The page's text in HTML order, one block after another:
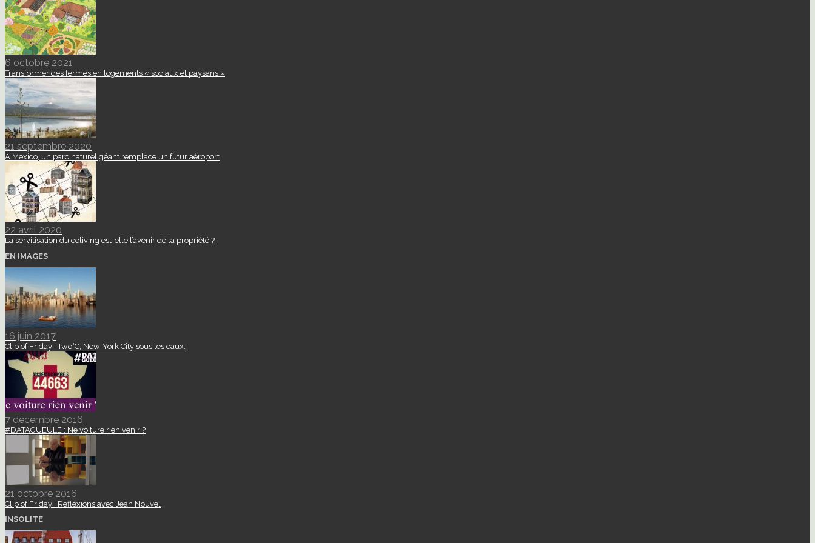
6 octobre 2021
Transformer des fermes en logements « sociaux et paysans »
21 septembre 2020
A Mexico, un parc naturel géant remplace un futur aéroport
22 avril 2020
La servitisation du coliving est-elle l’avenir de la propriété ?
EN IMAGES
16 juin 2017
Clip of Friday : Two°C, New-York City sous les eaux.
7 décembre 2016
#DATAGUEULE : Ne voiture rien venir ?
21 octobre 2016
Clip of Friday : Réflexions avec Jean Nouvel
INSOLITE